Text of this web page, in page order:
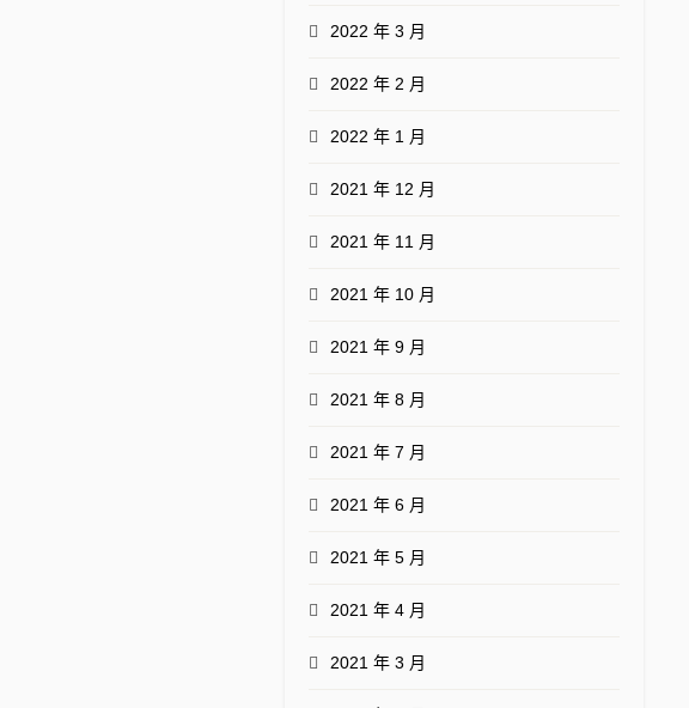
2022 年 3 月
2022 年 2 月
2022 年 1 月
2021 年 12 月
2021 年 11 月
2021 年 10 月
2021 年 9 月
2021 年 8 月
2021 年 7 月
2021 年 6 月
2021 年 5 月
2021 年 4 月
2021 年 3 月